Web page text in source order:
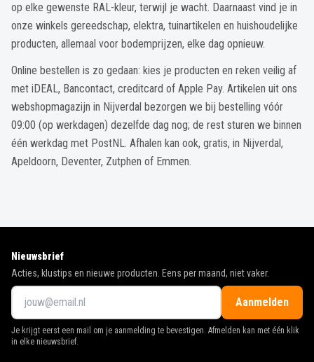
op elke gewenste RAL-kleur, terwijl je wacht. Daarnaast vind je in
onze winkels gereedschap, elektra, tuinartikelen en huishoudelijke
producten, allemaal voor bodemprijzen, elke dag opnieuw.
Online bestellen is zo gedaan: kies je producten en reken veilig af
met iDEAL, Bancontact, creditcard of Apple Pay. Artikelen uit ons
webshopmagazijn in Nijverdal bezorgen we bij bestelling vóór
09:00 (op werkdagen) dezelfde dag nog; de rest sturen we binnen
één werkdag met PostNL. Afhalen kan ook, gratis, in Nijverdal,
Apeldoorn, Deventer, Zutphen of Emmen.
Nieuwsbrief
Acties, klustips en nieuwe producten. Eens per maand, niet vaker.
Aanmelden
Je krijgt eerst een mail om je aanmelding te bevestigen. Afmelden kan met één klik
in elke nieuwsbrief.